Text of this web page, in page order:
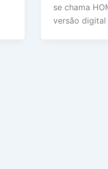
se chama
versão digital